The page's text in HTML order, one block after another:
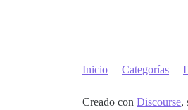
Inicio Categorías
Creado con Discourse,